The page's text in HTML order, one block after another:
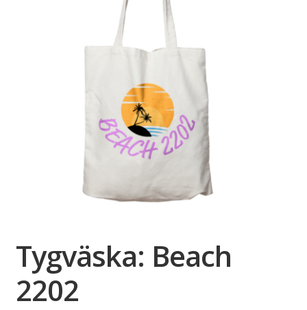
Tygväska: Beach
2202